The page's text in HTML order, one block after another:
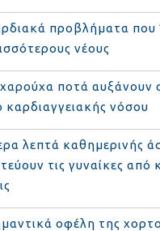
προβλήματα που
νέους
ποτά αυξάνουν
καρδιαγγειακής νόσου
λεπτά καθημερινής
τις γυναίκες από
οφέλη της